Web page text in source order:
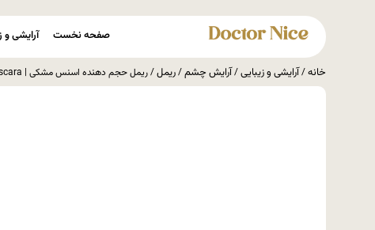
صفحه نخست آرایشی و
خانه/آرایشی و زیبایی/آرایش چشم/ریمل/ ریمل حجم دهنده اسنس مشکی | Essence I Love Extreme Volume Mascara